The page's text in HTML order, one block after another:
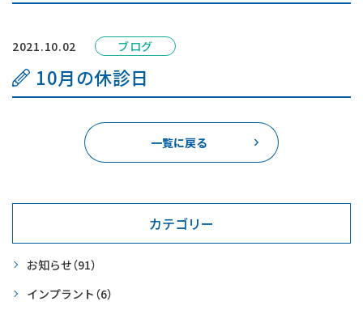
2021.10.02 ブログ
10月の休診日
一覧に戻る
カテゴリー
お知らせ（91）
インプラント （6）